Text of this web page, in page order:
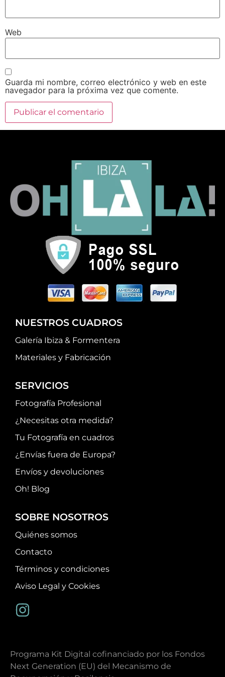
Web
Guarda mi nombre, correo electrónico y web en este
navegador para la próxima vez que comente.
NUESTROS CUADROS
Galería Ibiza & Formentera
Materiales y Fabricación
SERVICIOS
Fotografía Profesional
¿Necesitas otra medida?
Tu Fotografía en cuadros
¿Envías fuera de Europa?
Envíos y devoluciones
Oh! Blog
SOBRE NOSOTROS
Quiénes somos
Contacto
Términos y condiciones
Aviso Legal y Cookies
Programa Kit Digital cofinanciado por los Fondos
Next Generation (EU) del Mecanismo de